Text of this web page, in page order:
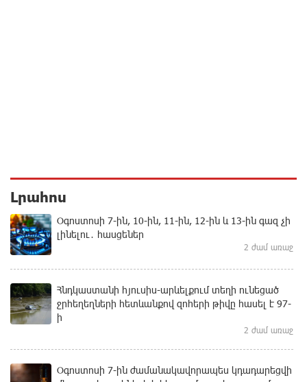
Լրահոս
Օգոստոսի 7-ին, 10-ին, 11-ին, 12-ին և 13-ին գազ չի
լինելու․ հասցեներ
2 ժամ առաջ
Հնդկաստանի հյուսիս-արևելքում տեղի ունեցած
ջրհեղեղների հետևանքով զոհերի թիվը հասել է 97-
ի
2 ժամ առաջ
Օգոստոսի 7-ին ժամանակավորապես կդադարեցվի